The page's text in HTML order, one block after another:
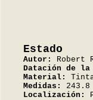
Estado
Autor:
Robert
Datación de la
Material:
Medidas:
243.8
Localización: